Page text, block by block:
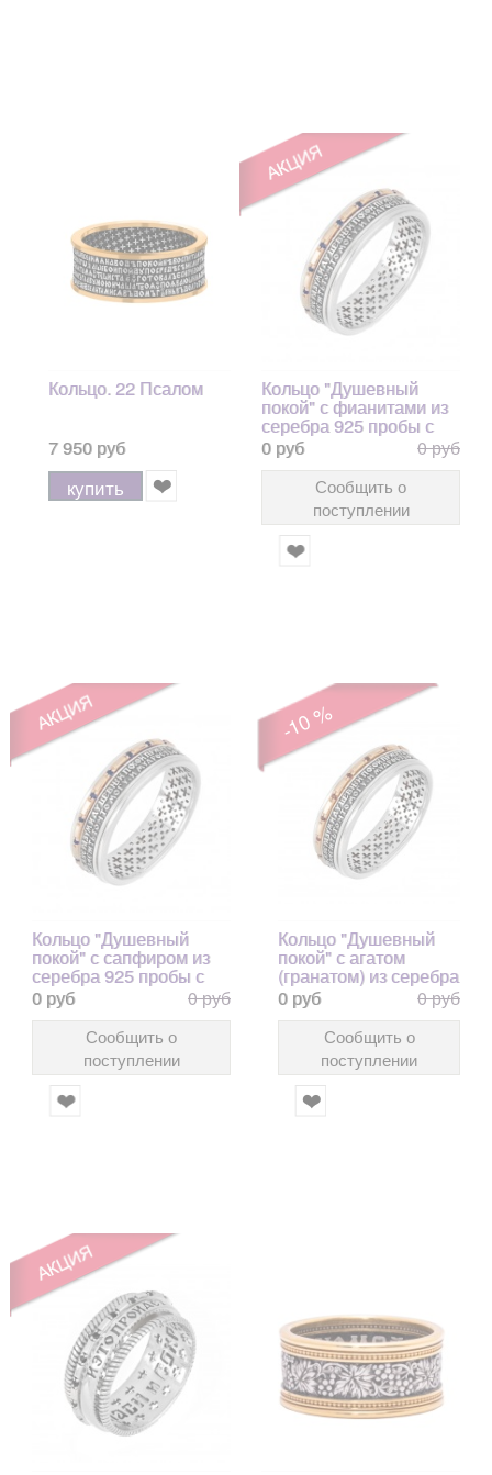
Кольцо. 22 Псалом
7 950 руб
купить
Кольцо "Душевный
покой" с фианитами из
серебра 925 пробы с
позолотой
0 руб 0 руб
Сообщить о
поступлении
Кольцо "Душевный
покой" с сапфиром из
серебра 925 пробы с
позолотой
0 руб 0 руб
Сообщить о
поступлении
-10 %
Кольцо "Душевный
покой" с агатом
(гранатом) из серебра
925 пробы с
позолотой
0 руб 0 руб
Сообщить о
поступлении